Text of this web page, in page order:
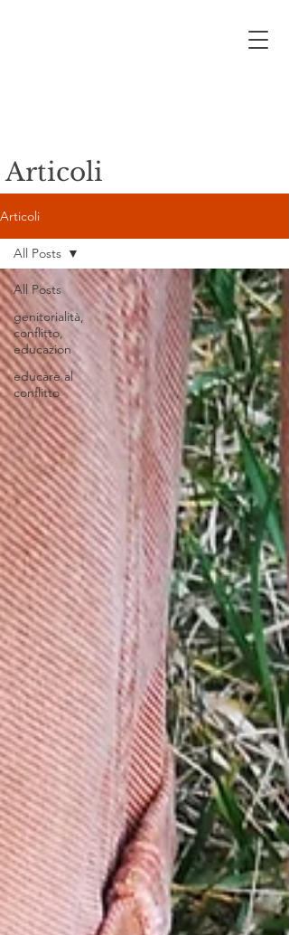
Articoli
Articoli
All Posts
genitorialità,
conflitto,
educazion
educare al
conflitto
All Posts